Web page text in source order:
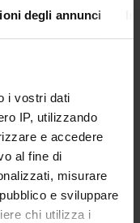
degli annunci
i vostri dati
IP, utilizzando
e accedere
al fine di
misurare
e sviluppare
chi utilizza i
Dipartimento